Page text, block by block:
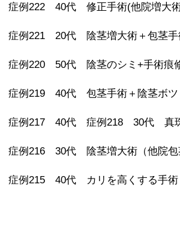
症例222 40代 修正手術(他院増大
症例221 20代 陰茎増大術＋包茎手
症例220 50代 陰茎のシミ+手術痕
症例216 30代 陰茎増大術（他院包
症例215 40代 カリを高くする手術